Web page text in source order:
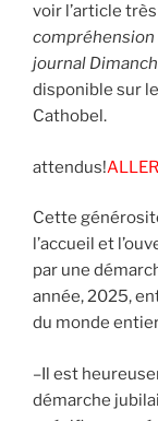
voir l’article
compréhension
journal
disponible sur
Cathobel.
attendus!
Cette
l’accueil et
par une
année, 2025,
du monde
–Il est
démarche